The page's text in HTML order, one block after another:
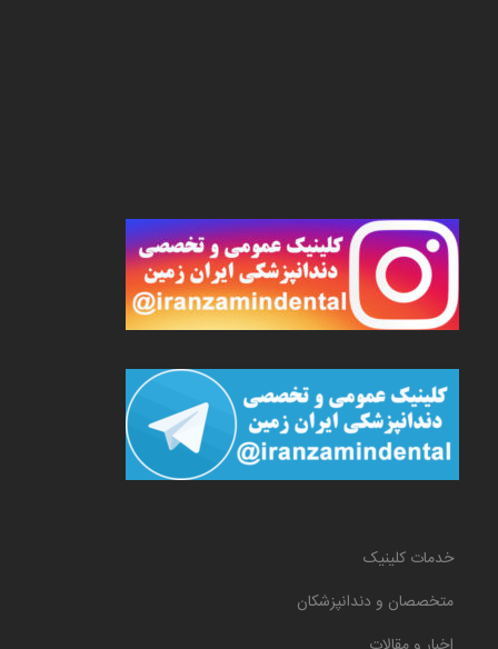
خدمات کلینیک
متخصصان و دندانپزشکان